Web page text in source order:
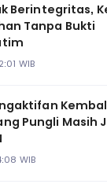
Berintegritas,
Tanpa Bukti
WIB
Pungli Masih
WIB